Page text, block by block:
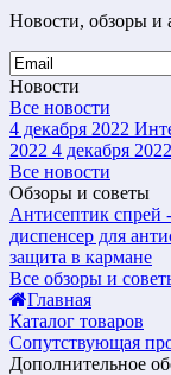
Новости, обзоры и
Новости
Все новости
4 декабря 2022
2022 4 декабря 2022
Все новости
Обзоры и советы
Антисептик спрей
диспенсер для
защита в кармане
Все обзоры и
Главная
Каталог товаров
Сопутствующая
Дополнительное